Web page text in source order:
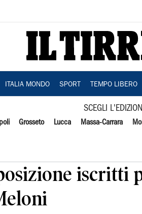
ITALIA MONDO SPORT TEMPO LIBERO
SCEGLI
Grosseto Lucca Massa-Carrara
iscritti